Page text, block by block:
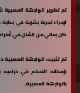
كان يعاني من الشلل في
تم تثبيت الواجهة العصبية
بإمكانه التحكم في
بالواجهة العصبية.